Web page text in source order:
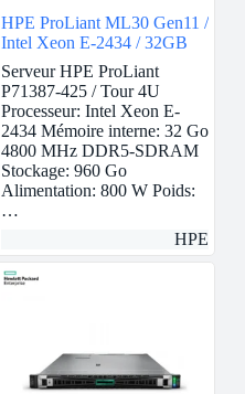
HPE ProLiant ML30 Gen11 /
Intel Xeon E-2434 / 32GB
Serveur HPE ProLiant
P71387-425 / Tour 4U
Processeur: Intel Xeon E-
2434 Mémoire interne: 32 Go
4800 MHz DDR5-SDRAM
Stockage: 960 Go
Alimentation: 800 W Poids:
…
HPE